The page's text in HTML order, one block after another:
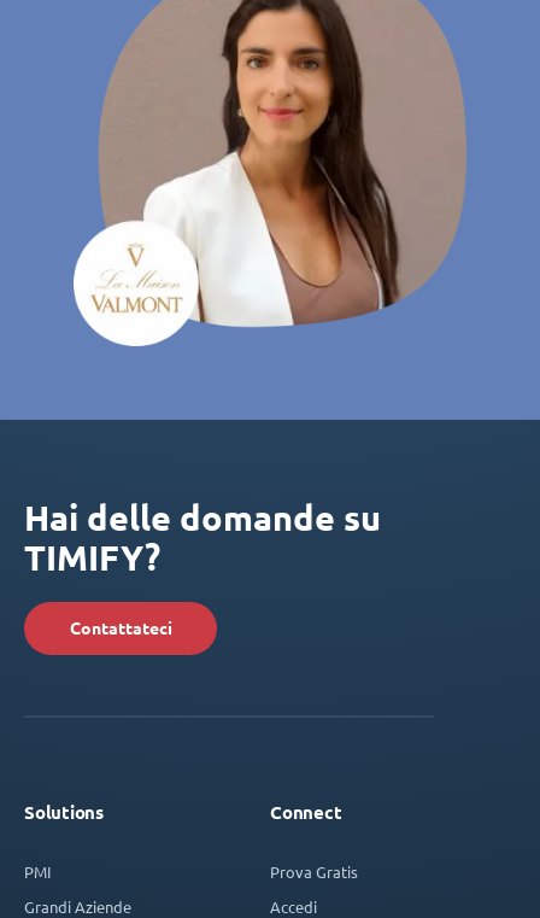
Hai delle domande su
TIMIFY?
Contattateci
Solutions
PMI
Grandi Aziende
Connect
Prova Gratis
Accedi